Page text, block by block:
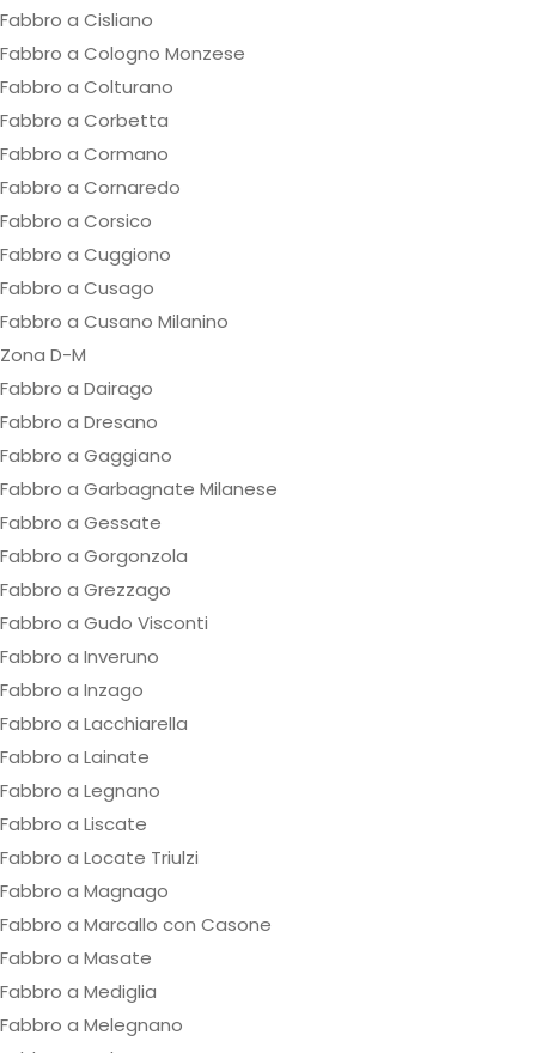
Fabbro a Cisliano
Fabbro a Cologno Monzese
Fabbro a Colturano
Fabbro a Corbetta
Fabbro a Cormano
Fabbro a Cornaredo
Fabbro a Corsico
Fabbro a Cuggiono
Fabbro a Cusago
Fabbro a Cusano Milanino
Zona D-M
Fabbro a Dairago
Fabbro a Dresano
Fabbro a Gaggiano
Fabbro a Garbagnate Milanese
Fabbro a Gessate
Fabbro a Gorgonzola
Fabbro a Grezzago
Fabbro a Gudo Visconti
Fabbro a Inveruno
Fabbro a Inzago
Fabbro a Lacchiarella
Fabbro a Lainate
Fabbro a Legnano
Fabbro a Liscate
Fabbro a Locate Triulzi
Fabbro a Magnago
Fabbro a Marcallo con Casone
Fabbro a Masate
Fabbro a Mediglia
Fabbro a Melegnano